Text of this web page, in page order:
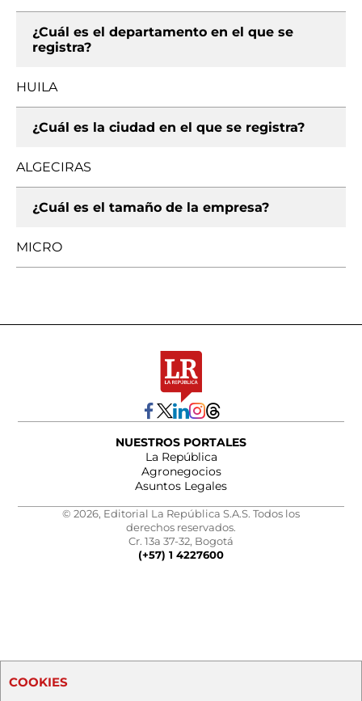
¿Cuál es el departamento en el que se
registra?
HUILA
¿Cuál es la ciudad en el que se registra?
ALGECIRAS
¿Cuál es el tamaño de la empresa?
MICRO
NUESTROS PORTALES
La República
Agronegocios
Asuntos Legales
© 2026, Editorial La República S.A.S. Todos los
derechos reservados.
Cr. 13a 37-32, Bogotá
(+57) 1 4227600
COOKIES